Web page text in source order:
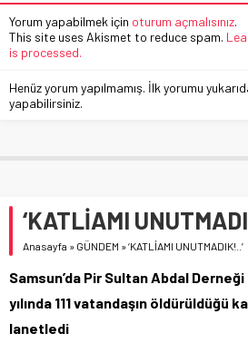
Yorum yapabilmek için oturum açmalısınız.
This site uses Akismet to reduce spam.
is processed.
Henüz yorum yapılmamış. İlk yorumu
yapabilirsiniz.
‘KATLİAMI
Anasayfa » GÜNDEM »‘KATLİAMI UNUTMADIK!..’
Samsun’da Pir Sultan Abdal Derneği
yılında 111 vatandaşın öldürüldüğü
lanetledi